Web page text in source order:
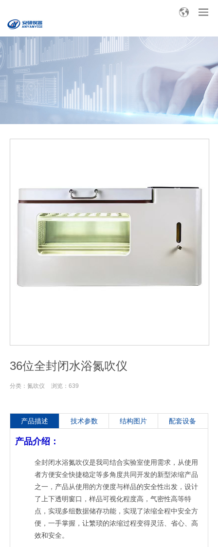
36位全封闭水浴氮吹仪
分类： 氮吹仪 浏览： 639
产品描述 技术参数 结构图片 配套设备
产品介绍：
全封闭水浴氮吹仪是我司结合实验室使用需求，从使用
者方便安全快捷稳定等多角度共同开发的新型浓缩产品
之一，产品从使用的方便度与样品的安全性出发，设计
了上下透明窗口，样品可视化程度高，气密性高等特
点，实现多组数据储存功能，实现了浓缩全程中安全方
便，一手掌握，让繁琐的浓缩过程变得灵活、省心、高
效和安全。